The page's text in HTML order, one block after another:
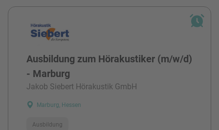
Ausbildung zum Hörakustiker (m/w/d)
- Marburg
Jakob Siebert Hörakustik GmbH
Marburg, Hessen
Ausbildung